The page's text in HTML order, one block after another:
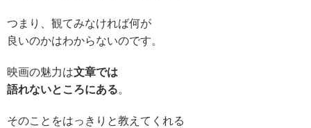
つまり、観てみなければ何が
良いのかはわからないのです。
映画の魅力は文章では
語れないところにある。
そのことをはっきりと教えてくれる